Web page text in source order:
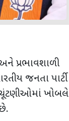
પ્રભાવશાળી
જનતા પાર્ટી
ખોબલે